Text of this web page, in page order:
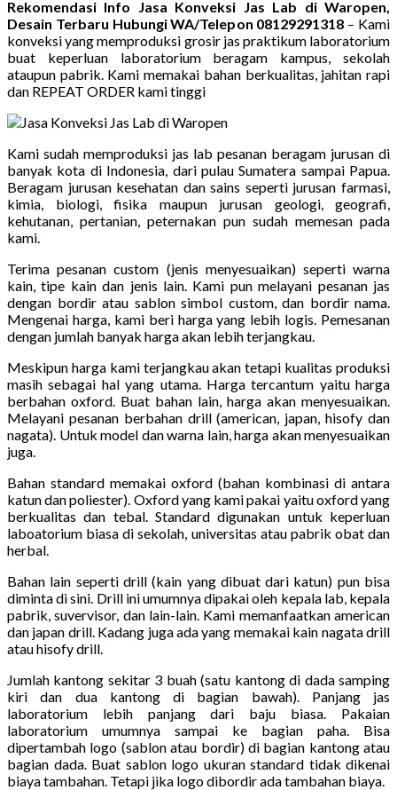
Rekomendasi Info Jasa Konveksi Jas Lab di Waropen,
Desain Terbaru Hubungi WA/Telepon 08129291318 – Kami
konveksi yang memproduksi grosir jas praktikum laboratorium
buat keperluan laboratorium beragam kampus, sekolah
ataupun pabrik. Kami memakai bahan berkualitas, jahitan rapi
dan REPEAT ORDER kami tinggi
Kami sudah memproduksi jas lab pesanan beragam jurusan di
banyak kota di Indonesia, dari pulau Sumatera sampai Papua.
Beragam jurusan kesehatan dan sains seperti jurusan farmasi,
kimia, biologi, fisika maupun jurusan geologi, geografi,
kehutanan, pertanian, peternakan pun sudah memesan pada
kami.
Terima pesanan custom (jenis menyesuaikan) seperti warna
kain, tipe kain dan jenis lain. Kami pun melayani pesanan jas
dengan bordir atau sablon simbol custom, dan bordir nama.
Mengenai harga, kami beri harga yang lebih logis. Pemesanan
dengan jumlah banyak harga akan lebih terjangkau.
Meskipun harga kami terjangkau akan tetapi kualitas produksi
masih sebagai hal yang utama. Harga tercantum yaitu harga
berbahan oxford. Buat bahan lain, harga akan menyesuaikan.
Melayani pesanan berbahan drill (american, japan, hisofy dan
nagata). Untuk model dan warna lain, harga akan menyesuaikan
juga.
Bahan standard memakai oxford (bahan kombinasi di antara
katun dan poliester). Oxford yang kami pakai yaitu oxford yang
berkualitas dan tebal. Standard digunakan untuk keperluan
laboatorium biasa di sekolah, universitas atau pabrik obat dan
herbal.
Bahan lain seperti drill (kain yang dibuat dari katun) pun bisa
diminta di sini. Drill ini umumnya dipakai oleh kepala lab, kepala
pabrik, suvervisor, dan lain-lain. Kami memanfaatkan american
dan japan drill. Kadang juga ada yang memakai kain nagata drill
atau hisofy drill.
Jumlah kantong sekitar 3 buah (satu kantong di dada samping
kiri dan dua kantong di bagian bawah). Panjang jas
laboratorium lebih panjang dari baju biasa. Pakaian
laboratorium umumnya sampai ke bagian paha. Bisa
dipertambah logo (sablon atau bordir) di bagian kantong atau
bagian dada. Buat sablon logo ukuran standard tidak dikenai
biaya tambahan. Tetapi jika logo dibordir ada tambahan biaya.